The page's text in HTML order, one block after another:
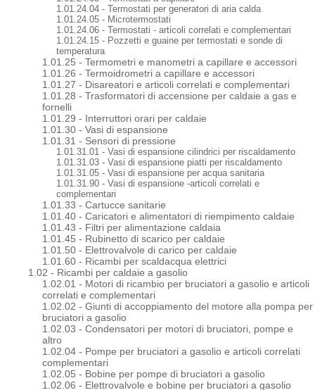
1.01.24.04 - Termostati per generatori di aria calda
1.01.24.05 - Microtermostati
1.01.24.06 - Termostati - articoli correlati e complementari
1.01.24.15 - Pozzetti e guaine per termostati e sonde di
temperatura
1.01.25 - Termometri e manometri a capillare e accessori
1.01.26 - Termoidrometri a capillare e accessori
1.01.27 - Disareatori e articoli correlati e complementari
1.01.28 - Trasformatori di accensione per caldaie a gas e
fornelli
1.01.29 - Interruttori orari per caldaie
1.01.30 - Vasi di espansione
1.01.31 - Sensori di pressione
1.01.31.01 - Vasi di espansione cilindrici per riscaldamento
1.01.31.03 - Vasi di espansione piatti per riscaldamento
1.01.31.05 - Vasi di espansione per acqua sanitaria
1.01.31.90 - Vasi di espansione -articoli correlati e
complementari
1.01.33 - Cartucce sanitarie
1.01.40 - Caricatori e alimentatori di riempimento caldaie
1.01.43 - Filtri per alimentazione caldaia
1.01.45 - Rubinetto di scarico per caldaie
1.01.50 - Elettrovalvole di carico per caldaie
1.01.60 - Ricambi per scaldacqua elettrici
1.02 - Ricambi per caldaie a gasolio
1.02.01 - Motori di ricambio per bruciatori a gasolio e articoli
correlati e complementari
1.02.02 - Giunti di accoppiamento del motore alla pompa per
bruciatori a gasolio
1.02.03 - Condensatori per motori di bruciatori, pompe e
altro
1.02.04 - Pompe per bruciatori a gasolio e articoli correlati
complementari
1.02.05 - Bobine per pompe di bruciatori a gasolio
1.02.06 - Elettrovalvole e bobine per bruciatori a gasolio